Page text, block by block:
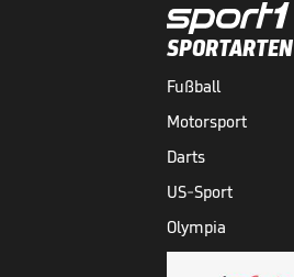
SPORTARTEN
Fußball
Motorsport
Darts
US-Sport
Olympia